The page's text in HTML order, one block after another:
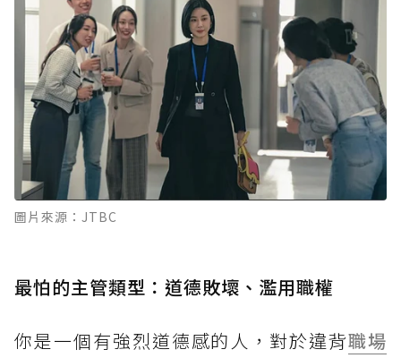
圖片來源：JTBC
最怕的主管類型：道德敗壞、濫用職權
你是一個有強烈道德感的人，對於違背職場